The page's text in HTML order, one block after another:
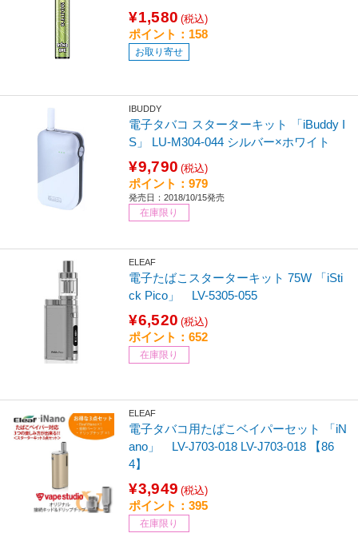
¥1,580 (税込)
ポイント：158
お取り寄せ
IBUDDY
電子タバコ スターターキット 「iBuddy I
S」 LU-M304-044 シルバー×ホワイト
¥9,790 (税込)
ポイント：979
発売日：2018/10/15発売
在庫限り
ELEAF
電子たばこスターターキット 75W 「iSti
ck Pico」 LV-5305-055
¥6,520 (税込)
ポイント：652
在庫限り
ELEAF
電子タバコ用たばこベイパーセット 「iN
ano」 LV-J703-018 LV-J703-018 【86
4】
¥3,949 (税込)
ポイント：395
在庫限り